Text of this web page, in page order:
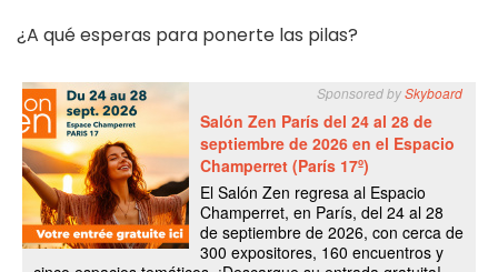
¿A qué esperas para ponerte las pilas?